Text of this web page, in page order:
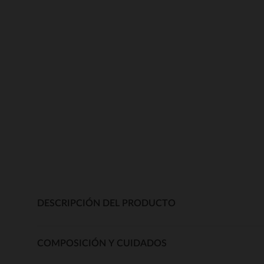
DESCRIPCIÓN DEL PRODUCTO
COMPOSICIÓN Y CUIDADOS